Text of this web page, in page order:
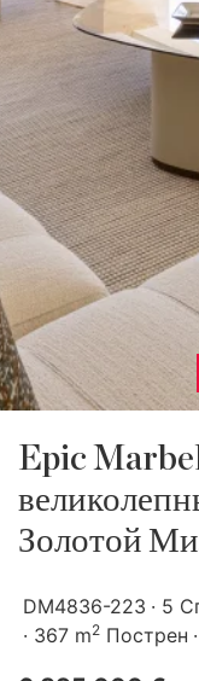
Epic
Золотой
DM4836-223 5
367 m2 Пострен